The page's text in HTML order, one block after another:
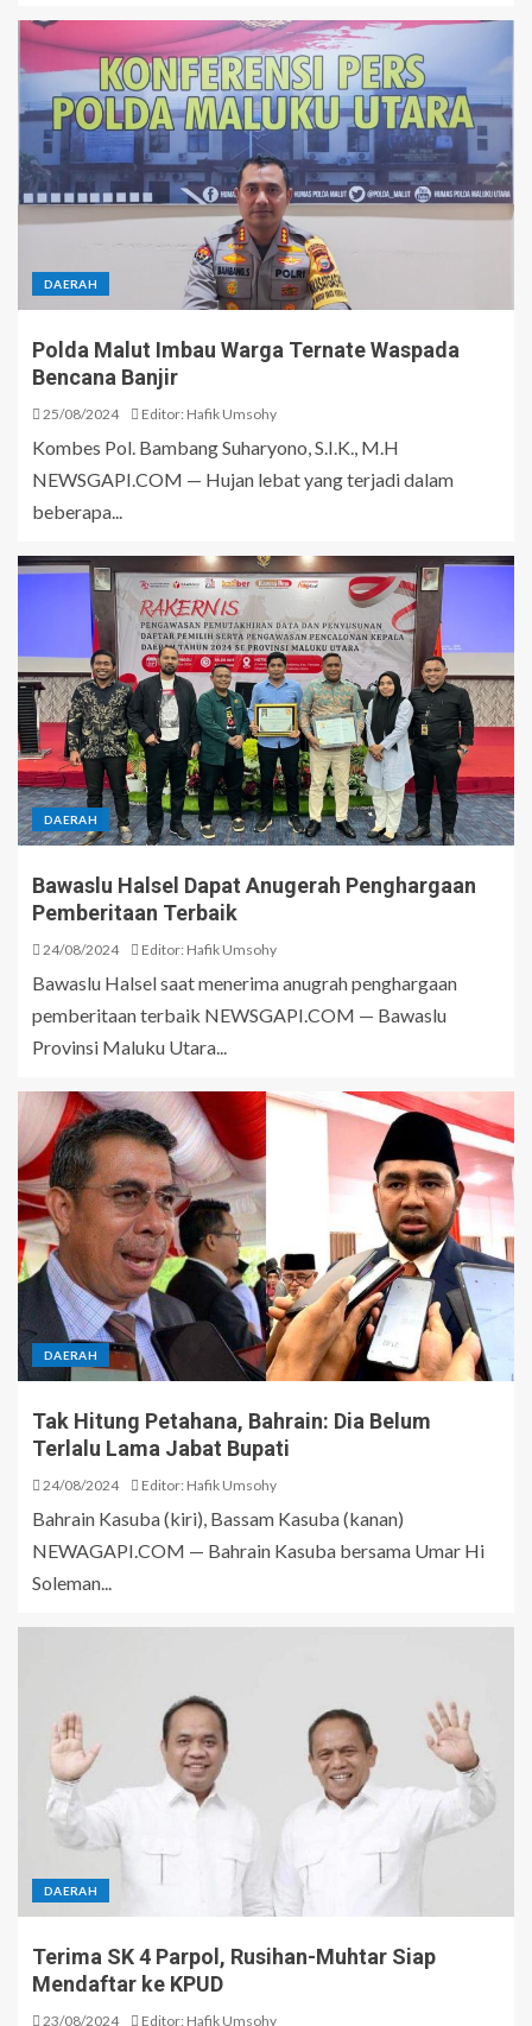
DAERAH
Polda Malut Imbau Warga Ternate Waspada
Bencana Banjir
25/08/2024 Editor: Hafik Umsohy
Kombes Pol. Bambang Suharyono, S.I.K., M.H
NEWSGAPI.COM — Hujan lebat yang terjadi dalam
beberapa...
DAERAH
Bawaslu Halsel Dapat Anugerah Penghargaan
Pemberitaan Terbaik
24/08/2024 Editor: Hafik Umsohy
Bawaslu Halsel saat menerima anugrah penghargaan
pemberitaan terbaik NEWSGAPI.COM — Bawaslu
Provinsi Maluku Utara...
DAERAH
Tak Hitung Petahana, Bahrain: Dia Belum
Terlalu Lama Jabat Bupati
24/08/2024 Editor: Hafik Umsohy
Bahrain Kasuba (kiri), Bassam Kasuba (kanan)
NEWAGAPI.COM — Bahrain Kasuba bersama Umar Hi
Soleman...
DAERAH
Terima SK 4 Parpol, Rusihan-Muhtar Siap
Mendaftar ke KPUD
23/08/2024 Editor: Hafik Umsohy